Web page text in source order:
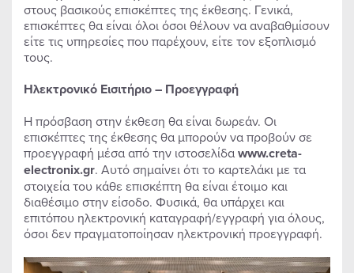
στους βασικούς επισκέπτες της έκθεσης. Γενικά,
επισκέπτες θα είναι όλοι όσοι θέλουν να αναβαθμίσουν
είτε τις υπηρεσίες που παρέχουν, είτε τον εξοπλισμό
τους.
Ηλεκτρονικό Εισιτήριο – Προεγγραφή
Η πρόσβαση στην έκθεση θα είναι δωρεάν. Οι
επισκέπτες της έκθεσης θα μπορούν να προβούν σε
προεγγραφή μέσα από την ιστοσελίδαwww.creta-
electronix.gr. Αυτό σημαίνει ότι το καρτελάκι με τα
στοιχεία του κάθε επισκέπτη θα είναι έτοιμο και
διαθέσιμο στην είσοδο. Φυσικά, θα υπάρχει και
επιτόπου ηλεκτρονική καταγραφή/εγγραφή για όλους,
όσοι δεν πραγματοποίησαν ηλεκτρονική προεγγραφή.